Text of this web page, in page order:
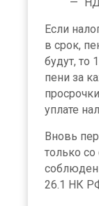
Если
в срок,
будут, то
пени за
уплате
Вновь
только
26.1 НК